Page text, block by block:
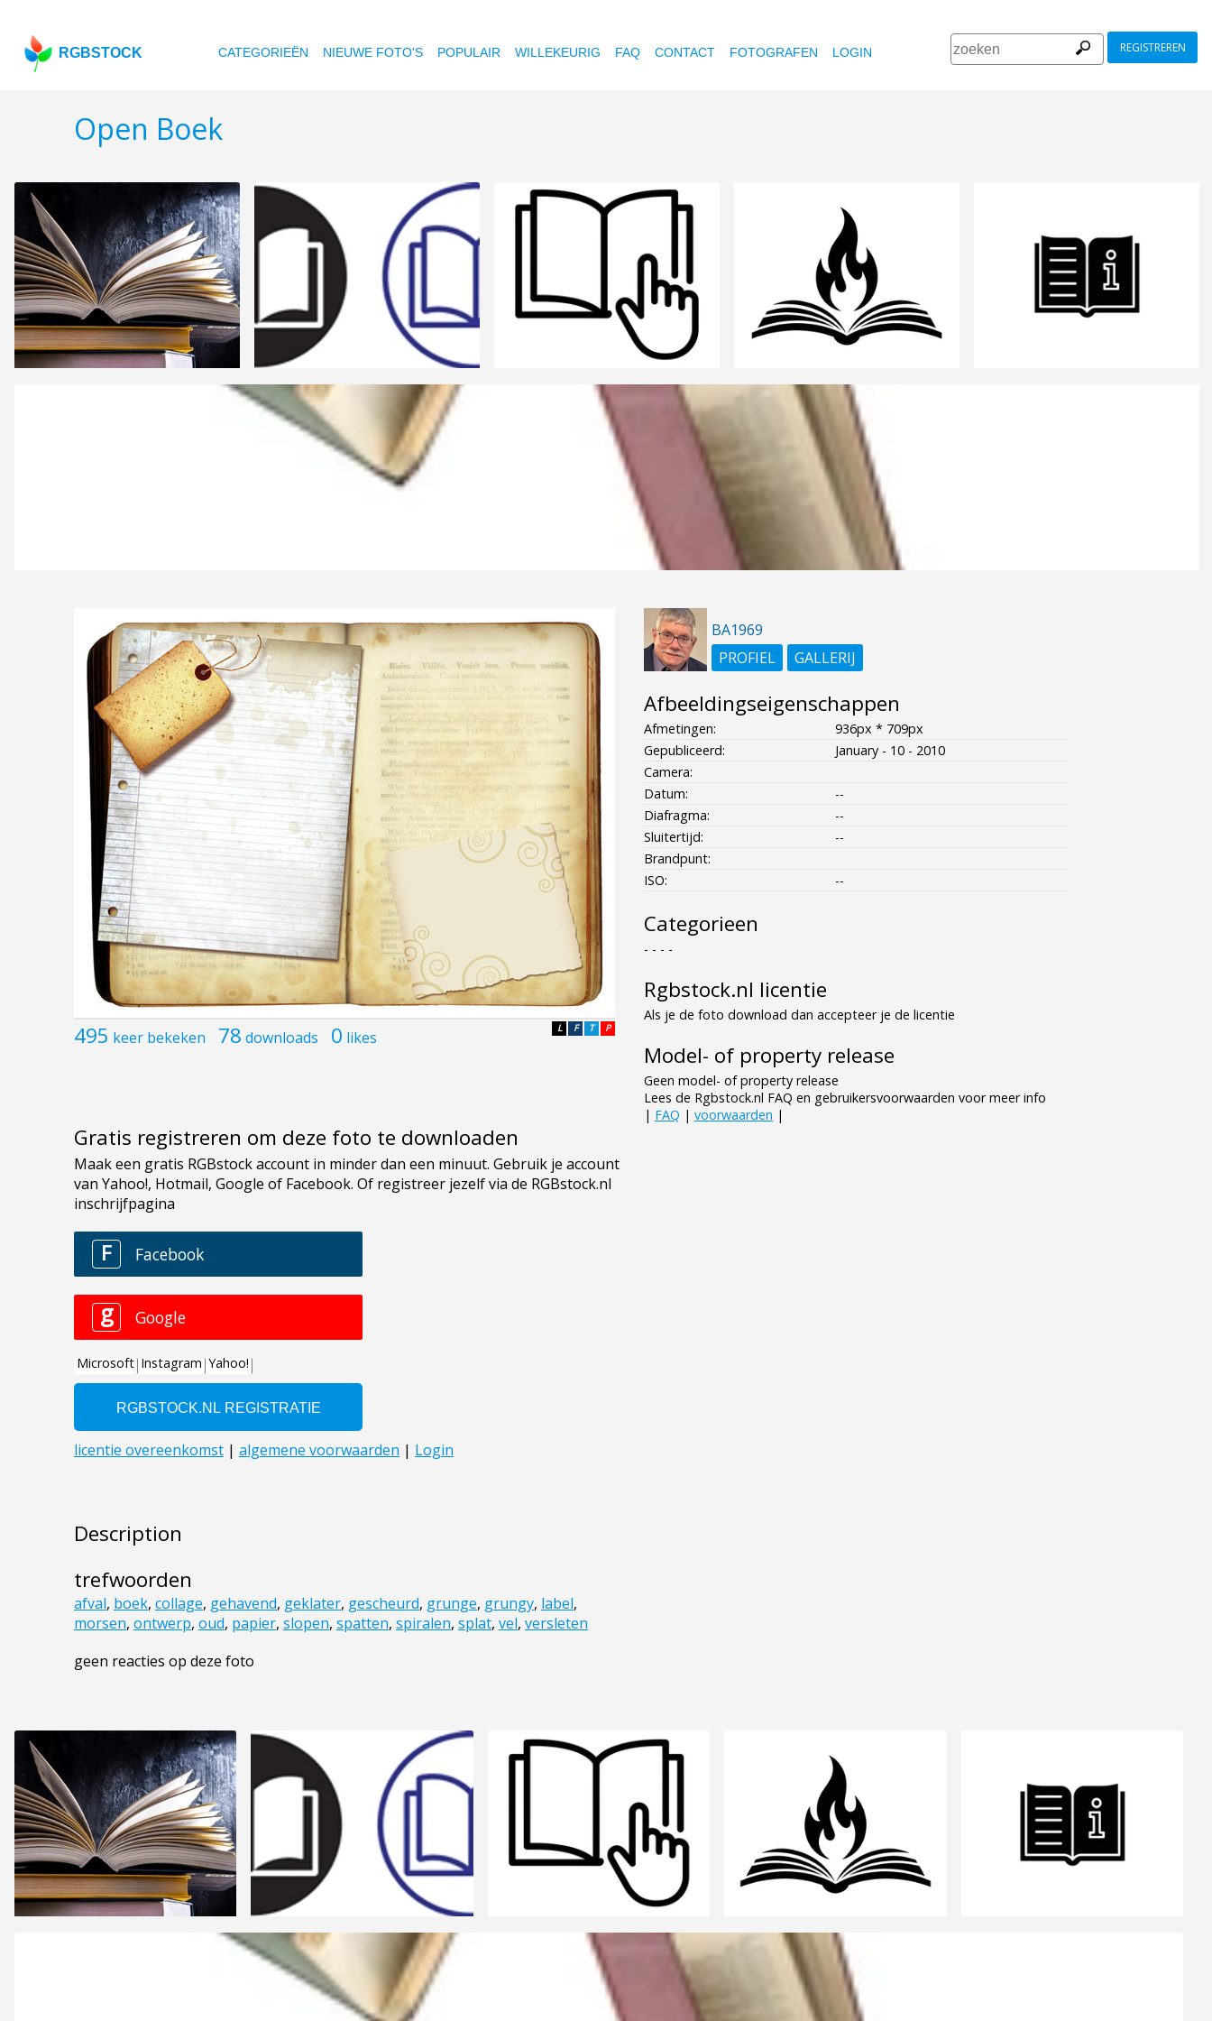
RGBSTOCK CATEGORIEËN NIEUWE FOTO'S POPULAIR WILLEKEURIG FAQ CONTACT FOTOGRAFEN LOGIN REGISTREREN
Open Boek
495 keer bekeken 78 downloads 0 likes P
T
F
L
Gratis registreren om deze foto te downloaden
Description
trefwoorden
afval, boek, collage, gehavend, geklater, gescheurd, grunge, grungy, label,
morsen, ontwerp, oud, papier, slopen, spatten, spiralen, splat, vel, versleten
geen reacties op deze foto
BA1969
PROFIEL
GALLERIJ
Afbeeldingseigenschappen
Afmetingen:
936px * 709px
Gepubliceerd:
January - 10 - 2010
Camera:
Datum:
--
Diafragma:
--
Sluitertijd:
--
Brandpunt:
ISO:
--
Categorieen
- - - -
Rgbstock.nl licentie
Als je de foto download dan accepteer je de licentie
Model- of property release
Geen model- of property release
Lees de Rgbstock.nl FAQ en gebruikersvoorwaarden voor meer info
| FAQ | voorwaarden |